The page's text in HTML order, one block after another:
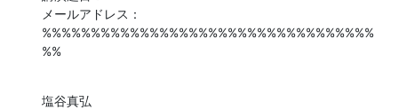
メールアドレス：
%%%%%%%%%%%%%%%%%%%%%%%%%%%%%%%%%%
%%
塩谷真弘